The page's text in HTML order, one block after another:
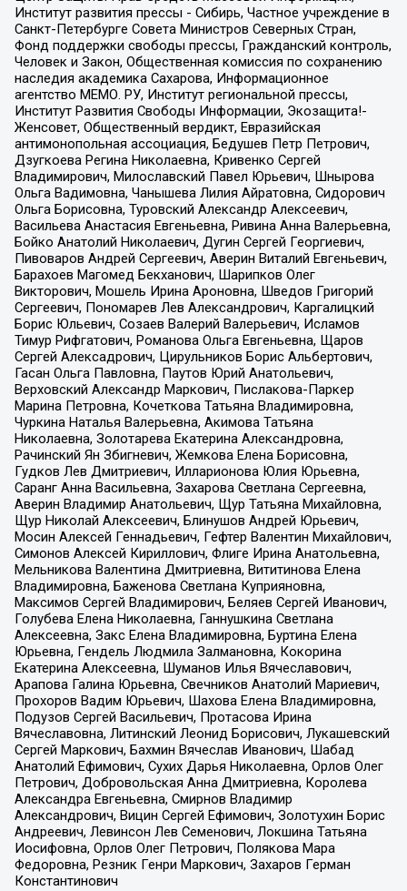
Институт развития прессы - Сибирь, Частное учреждение в
Санкт-Петербурге Совета Министров Северных Стран,
Фонд поддержки свободы прессы, Гражданский контроль,
Человек и Закон, Общественная комиссия по сохранению
наследия академика Сахарова, Информационное
агентство МЕМО. РУ, Институт региональной прессы,
Институт Развития Свободы Информации, Экозащита!-
Женсовет, Общественный вердикт, Евразийская
антимонопольная ассоциация, Бедушев Петр Петрович,
Дзугкоева Регина Николаевна, Кривенко Сергей
Владимирович, Милославский Павел Юрьевич, Шнырова
Ольга Вадимовна, Чанышева Лилия Айратовна, Сидорович
Ольга Борисовна, Туровский Александр Алексеевич,
Васильева Анастасия Евгеньевна, Ривина Анна Валерьевна,
Бойко Анатолий Николаевич, Дугин Сергей Георгиевич,
Пивоваров Андрей Сергеевич, Аверин Виталий Евгеньевич,
Барахоев Магомед Бекханович, Шарипков Олег
Викторович, Мошель Ирина Ароновна, Шведов Григорий
Сергеевич, Пономарев Лев Александрович, Каргалицкий
Борис Юльевич, Созаев Валерий Валерьевич, Исламов
Тимур Рифгатович, Романова Ольга Евгеньевна, Щаров
Сергей Алексадрович, Цирульников Борис Альбертович,
Гасан Ольга Павловна, Паутов Юрий Анатольевич,
Верховский Александр Маркович, Пислакова-Паркер
Марина Петровна, Кочеткова Татьяна Владимировна,
Чуркина Наталья Валерьевна, Акимова Татьяна
Николаевна, Золотарева Екатерина Александровна,
Рачинский Ян Збигневич, Жемкова Елена Борисовна,
Гудков Лев Дмитриевич, Илларионова Юлия Юрьевна,
Саранг Анна Васильевна, Захарова Светлана Сергеевна,
Аверин Владимир Анатольевич, Щур Татьяна Михайловна,
Щур Николай Алексеевич, Блинушов Андрей Юрьевич,
Мосин Алексей Геннадьевич, Гефтер Валентин Михайлович,
Симонов Алексей Кириллович, Флиге Ирина Анатольевна,
Мельникова Валентина Дмитриевна, Вититинова Елена
Владимировна, Баженова Светлана Куприяновна,
Максимов Сергей Владимирович, Беляев Сергей Иванович,
Голубева Елена Николаевна, Ганнушкина Светлана
Алексеевна, Закс Елена Владимировна, Буртина Елена
Юрьевна, Гендель Людмила Залмановна, Кокорина
Екатерина Алексеевна, Шуманов Илья Вячеславович,
Арапова Галина Юрьевна, Свечников Анатолий Мариевич,
Прохоров Вадим Юрьевич, Шахова Елена Владимировна,
Подузов Сергей Васильевич, Протасова Ирина
Вячеславовна, Литинский Леонид Борисович, Лукашевский
Сергей Маркович, Бахмин Вячеслав Иванович, Шабад
Анатолий Ефимович, Сухих Дарья Николаевна, Орлов Олег
Петрович, Добровольская Анна Дмитриевна, Королева
Александра Евгеньевна, Смирнов Владимир
Александрович, Вицин Сергей Ефимович, Золотухин Борис
Андреевич, Левинсон Лев Семенович, Локшина Татьяна
Иосифовна, Орлов Олег Петрович, Полякова Мара
Федоровна, Резник Генри Маркович, Захаров Герман
Константинович